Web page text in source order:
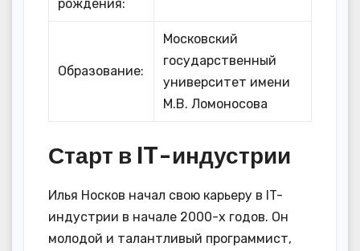
рождения:
Образование:
Московский
государственный
университет имени
М.В. Ломоносова
Старт в IT-индустрии
Илья Носков начал свою карьеру в IT-
индустрии в начале 2000-х годов. Он
молодой и талантливый программист,